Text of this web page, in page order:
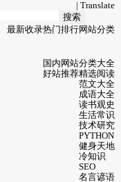
|Translate
搜索
最新收录热门排行网站分类
国内网站分类大全
好站推荐精选阅读
范文大全
成语大全
读书观史
生活常识
技术研究
PYTHON
健身天地
冷知识
SEO
名言谚语